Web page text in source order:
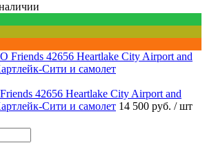
42656 Heartlake City Airport and
Сити и самолет 14 500 руб. / шт